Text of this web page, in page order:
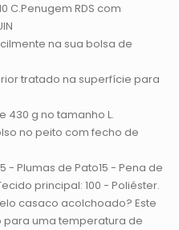
C.Penugem RDS com
na sua bolsa de
tratado na superfície para
430 g no tamanho L.
no peito com fecho de
Plumas de Pato15 - Pena de
principal: 100 - Poliéster.
casaco acolchoado? Este
uma temperatura de